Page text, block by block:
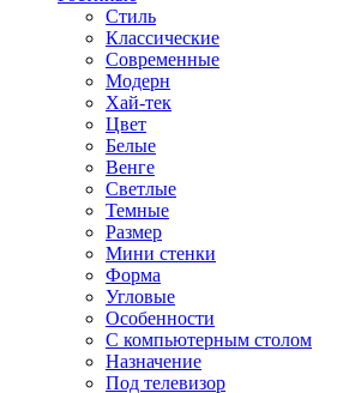
Стиль
Классические
Современные
Модерн
Хай-тек
Цвет
Белые
Венге
Светлые
Темные
Размер
Мини стенки
Форма
Угловые
Особенности
С компьютерным столом
Назначение
Под телевизор